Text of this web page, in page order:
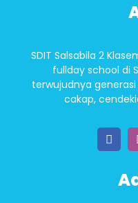
SDIT Salsabila 2
fullday school di
terwujudnya
cakap,